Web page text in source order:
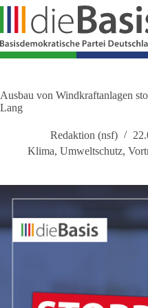
Zum
springen
Ausbau von Windkraftanlagen
Lang
Redaktion (nsf)
Klima, Umweltschutz,